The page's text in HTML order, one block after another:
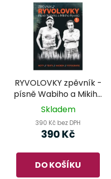
RYVOLOVKY zpěvník -
písně Wabiho a Mikiho
Ryvolů - 1.díl
Skladem
390 Kč bez DPH
390 Kč
DO KOŠÍKU